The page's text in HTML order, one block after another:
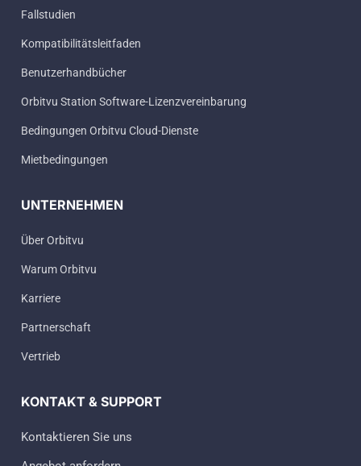
Fallstudien
Kompatibilitätsleitfaden
Benutzerhandbücher
Orbitvu Station Software-Lizenzvereinbarung
Bedingungen Orbitvu Cloud-Dienste
Mietbedingungen
UNTERNEHMEN
Über Orbitvu
Warum Orbitvu
Karriere
Partnerschaft
Vertrieb
KONTAKT & SUPPORT
Kontaktieren Sie uns